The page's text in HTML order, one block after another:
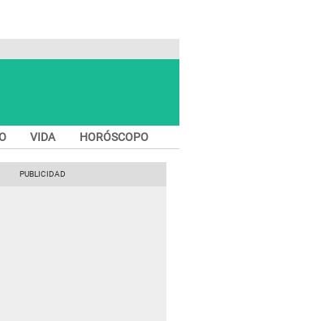
VIDA HORÓSCOPO